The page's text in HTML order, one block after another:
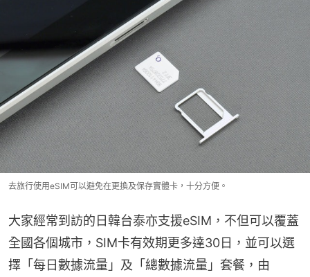
去旅行使用eSIM可以避免在更換及保存實體卡，十分方便。
大家經常到訪的日韓台泰亦支援eSIM，不但可以覆蓋
全國各個城市，SIM卡有效期更多達30日，並可以選
擇「每日數據流量」及「總數據流量」套餐，由